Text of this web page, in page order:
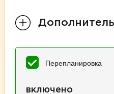
Перепланировка
включено